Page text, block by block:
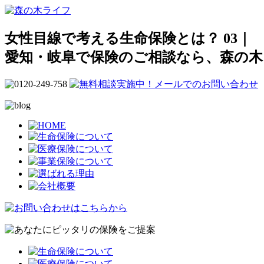
女性目線で考える生命保険とは？ 03｜
愛知・岐阜で保険のご相談なら、森の木